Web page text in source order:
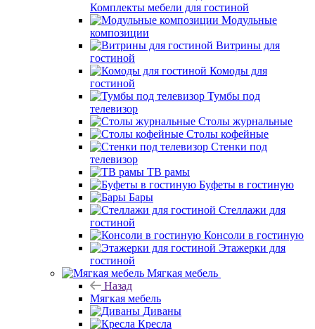
Комплекты мебели для гостиной
Модульные
композиции
Витрины для
гостиной
Комоды для
гостиной
Тумбы под
телевизор
Столы журнальные
Столы кофейные
Стенки под
телевизор
ТВ рамы
Буфеты в гостиную
Бары
Стеллажи для
гостиной
Консоли в гостиную
Этажерки для
гостиной
Мягкая мебель
Назад
Мягкая мебель
Диваны
Кресла